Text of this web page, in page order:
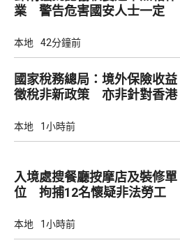
業 警告危害國安人士一定
本地 42分鐘前
國家稅務總局：境外保險收益
徵稅非新政策 亦非針對香港
本地 1小時前
入境處搜餐廳按摩店及裝修單
位 拘捕12名懷疑非法勞工
本地 1小時前